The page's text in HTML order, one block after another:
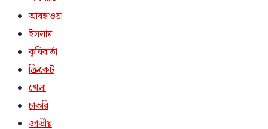
আবহাওয়া
ইসলাম
কৃষিবার্তা
ক্রিকেট
খেলা
চাকরি
জাতীয়